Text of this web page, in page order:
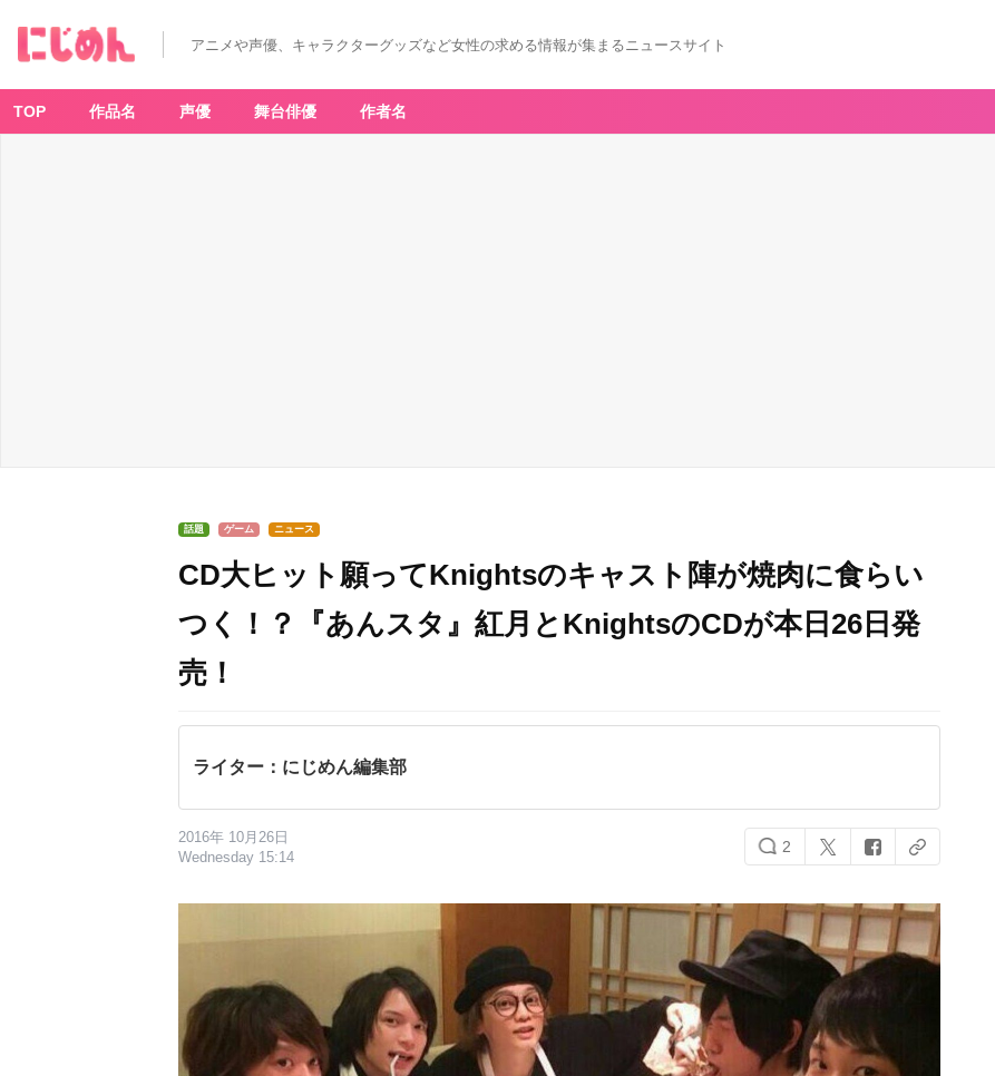
アニメや声優、キャラクターグッズなど女性の求める情報が集まるニュースサイト
TOP 作品名 声優 舞台俳優 作者名
話題 ゲーム ニュース
CD大ヒット願ってKnightsのキャスト陣が焼肉に食らい
つく！？『あんスタ』紅月とKnightsのCDが本日26日発
売！
ライター：にじめん編集部
2016年 10月26日
Wednesday 15:14
2